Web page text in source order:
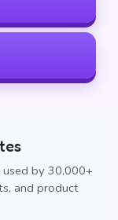
by 30,000+
and product